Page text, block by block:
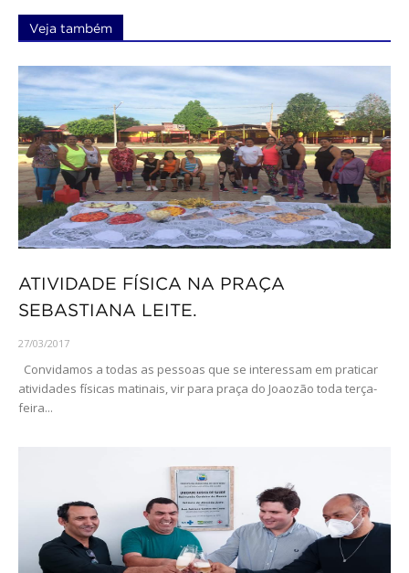
Veja também
ATIVIDADE FÍSICA NA PRAÇA
SEBASTIANA LEITE.
27/03/2017
Convidamos a todas as pessoas que se interessam em praticar
atividades físicas matinais, vir para praça do Joaozão toda terça-
feira...